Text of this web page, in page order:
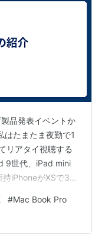
品発表イベントか
はたまたま夜勤で1
リアタイ視聴する
9世代、iPad mini
iPhoneがXSで3年
ついて紹介したい
XS - 技術仕
「ゴールドめっち
#Mac Book Pro